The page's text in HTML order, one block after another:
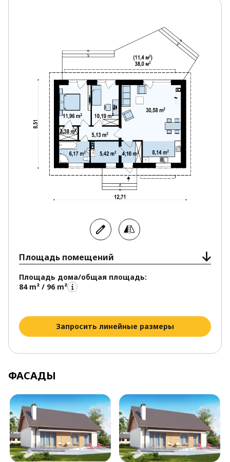
Z313 является идеальным проектом для тех, кто
ищет компактный уютный дом.
Площадь помещений
Площадь дома/общая площадь:
84 m² / 96 m²
Запросить линейные размеры
ФАСАДЫ